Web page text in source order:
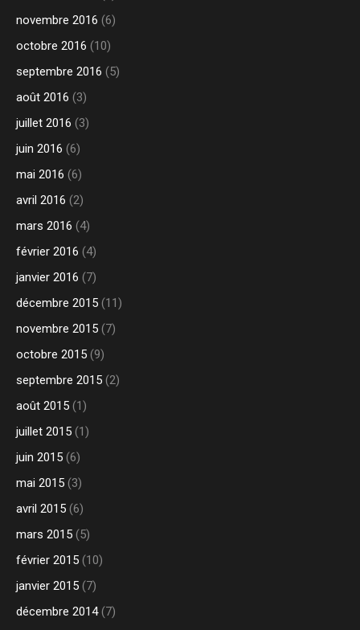
novembre 2016 (6)
octobre 2016 (10)
septembre 2016 (5)
août 2016 (3)
juillet 2016 (3)
juin 2016 (6)
mai 2016 (6)
avril 2016 (2)
mars 2016 (4)
février 2016 (4)
janvier 2016 (7)
décembre 2015 (11)
novembre 2015 (7)
octobre 2015 (9)
septembre 2015 (2)
août 2015 (1)
juillet 2015 (1)
juin 2015 (6)
mai 2015 (3)
avril 2015 (6)
mars 2015 (5)
février 2015 (10)
janvier 2015 (7)
décembre 2014(7)